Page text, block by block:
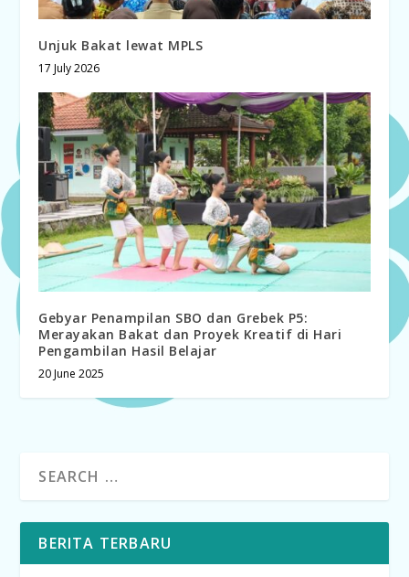
Unjuk Bakat lewat MPLS
17 July 2026
Gebyar Penampilan SBO dan Grebek P5:
Merayakan Bakat dan Proyek Kreatif di Hari
Pengambilan Hasil Belajar
20 June 2025
BERITA TERBARU